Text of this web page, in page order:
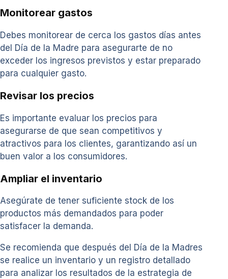
Monitorear gastos
Debes monitorear de cerca los gastos días antes
del Día de la Madre para asegurarte de no
exceder los ingresos previstos y estar preparado
para cualquier gasto.
Revisar los precios
Es importante evaluar los precios para
asegurarse de que sean competitivos y
atractivos para los clientes, garantizando así un
buen valor a los consumidores.
Ampliar el inventario
Asegúrate de tener suficiente stock de los
productos más demandados para poder
satisfacer la demanda.
Se recomienda que después del Día de la Madres
se realice un inventario y un registro detallado
para analizar los resultados de la estrategia de